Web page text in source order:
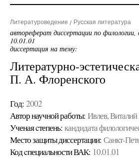
Литературоведение Русская литература
автореферат диссертации по
10.01.01
диссертация на тему:
Литературно-
П. А. Флоренского
Год: 2002
Автор научной работы: Ивлев,
Ученая cтепень: кандидата
Место защиты диссертации: Санкт-
Код cпециальности ВАК: 10.01.01